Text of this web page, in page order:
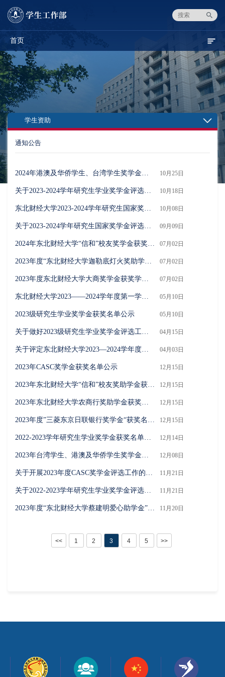
首页
学生资助
通知公告
10月25日
2024年港澳及华侨学生、台湾学生奖学金获奖学生名单公示
10月18日
关于2023-2024学年研究生学业奖学金评选工作的通知
10月08日
东北财经大学2023-2024学年研究生国家奖学金获奖名单公示
09月09日
关于2023-2024学年研究生国家奖学金评选工作的通知
07月02日
2024年东北财经大学“信和”校友奖学金获奖学生名单公示
07月02日
2023年度“东北财经大学迦勒底灯火奖助学金”获奖学生名单公示
07月02日
2023年度东北财经大学大商奖学金获奖学生名单公示
05月10日
东北财经大学2023——2024学年度第一学期综合奖学金获奖学生名单公示
05月10日
2023级研究生学业奖学金获奖名单公示
04月15日
关于做好2023级研究生学业奖学金评选工作的通知
04月03日
关于评定东北财经大学2023—2024学年度第一学期综合奖学金的通知
12月15日
2023年CASC奖学金获奖名单公示
12月15日
2023年东北财经大学“信和”校友奖助学金获奖学生名单公示
12月15日
2023年东北财经大学农商行奖助学金获奖学生名单公示
12月15日
2023年度”三菱东京日联银行奖学金“获奖名单公示
12月14日
2022-2023学年研究生学业奖学金获奖名单公示
12月08日
2023年台湾学生、港澳及华侨学生奖学金获奖学生名单公示
11月21日
关于开展2023年度CASC奖学金评选工作的通知
11月21日
关于2022-2023学年研究生学业奖学金评选工作的通知
11月20日
2023年度“东北财经大学蔡建明爱心助学金”获奖学生名单公示
<< 1 2 3 4 5 >>